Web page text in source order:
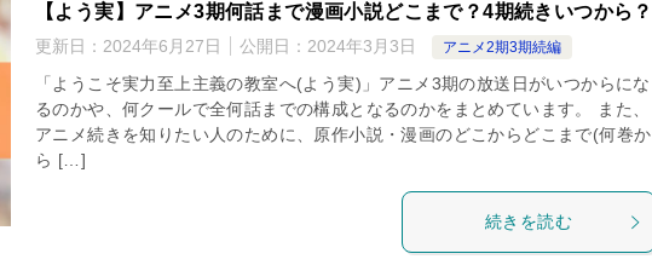
【よう実】アニメ3期何話まで漫画小説どこまで？4期続きいつから？
更新日： 2024年6月27日 公開日： 2024年3月3日 アニメ2期3期続編
「ようこそ実力至上主義の教室へ(よう実)」アニメ3期の放送日がいつからにな
るのかや、何クールで全何話までの構成となるのかをまとめています。 また、
アニメ続きを知りたい人のために、原作小説・漫画のどこからどこまで(何巻か
ら […]
続きを読む